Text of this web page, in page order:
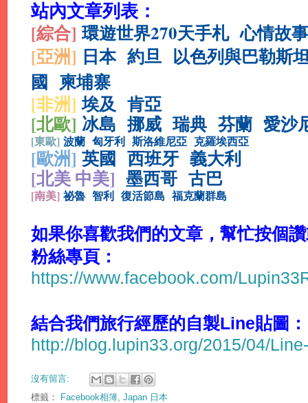
站內文章列表：
[綜合] 環遊世界270天手札 心情故事
[亞洲] 日本 約旦 以色列與巴勒斯
國 柬埔寨
[非洲]埃及 肯亞
[北歐] 冰島 挪威 瑞典 芬蘭 愛沙
[東歐] 波蘭 匈牙利 斯洛維尼亞 克羅埃西亞
[歐洲] 英國 西班牙 義大利
[北美 中美] 墨西哥 古巴
[南美] 祕魯 智利 復活節島 福克蘭群島
如果你喜歡我們的文章，幫忙按個
粉絲專頁：
https://www.facebook.com/
結合我們旅行經歷的自製Line貼圖：
http://blog.lupin33.org/2015/04/
沒有留言:
標籤： Facebook相簿 Japan 日本